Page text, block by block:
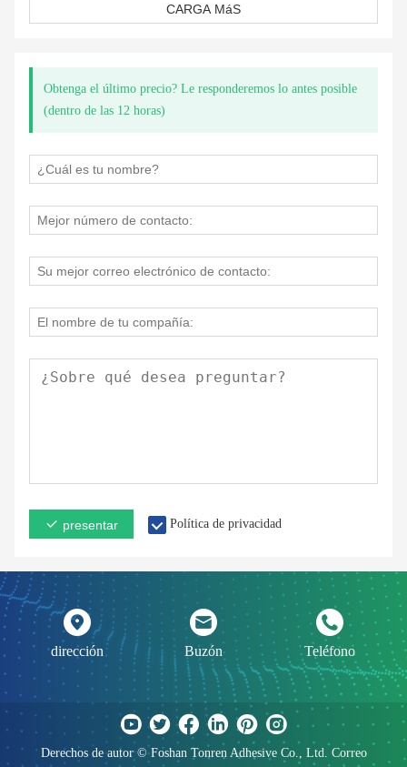
CARGA MáS
Obtenga el último precio? Le responderemos lo antes posible
(dentro de las 12 horas)
presentar Política de privacidad
dirección Buzón Teléfono
Derechos de autor © Foshan Tonren Adhesive Co., Ltd. Correo